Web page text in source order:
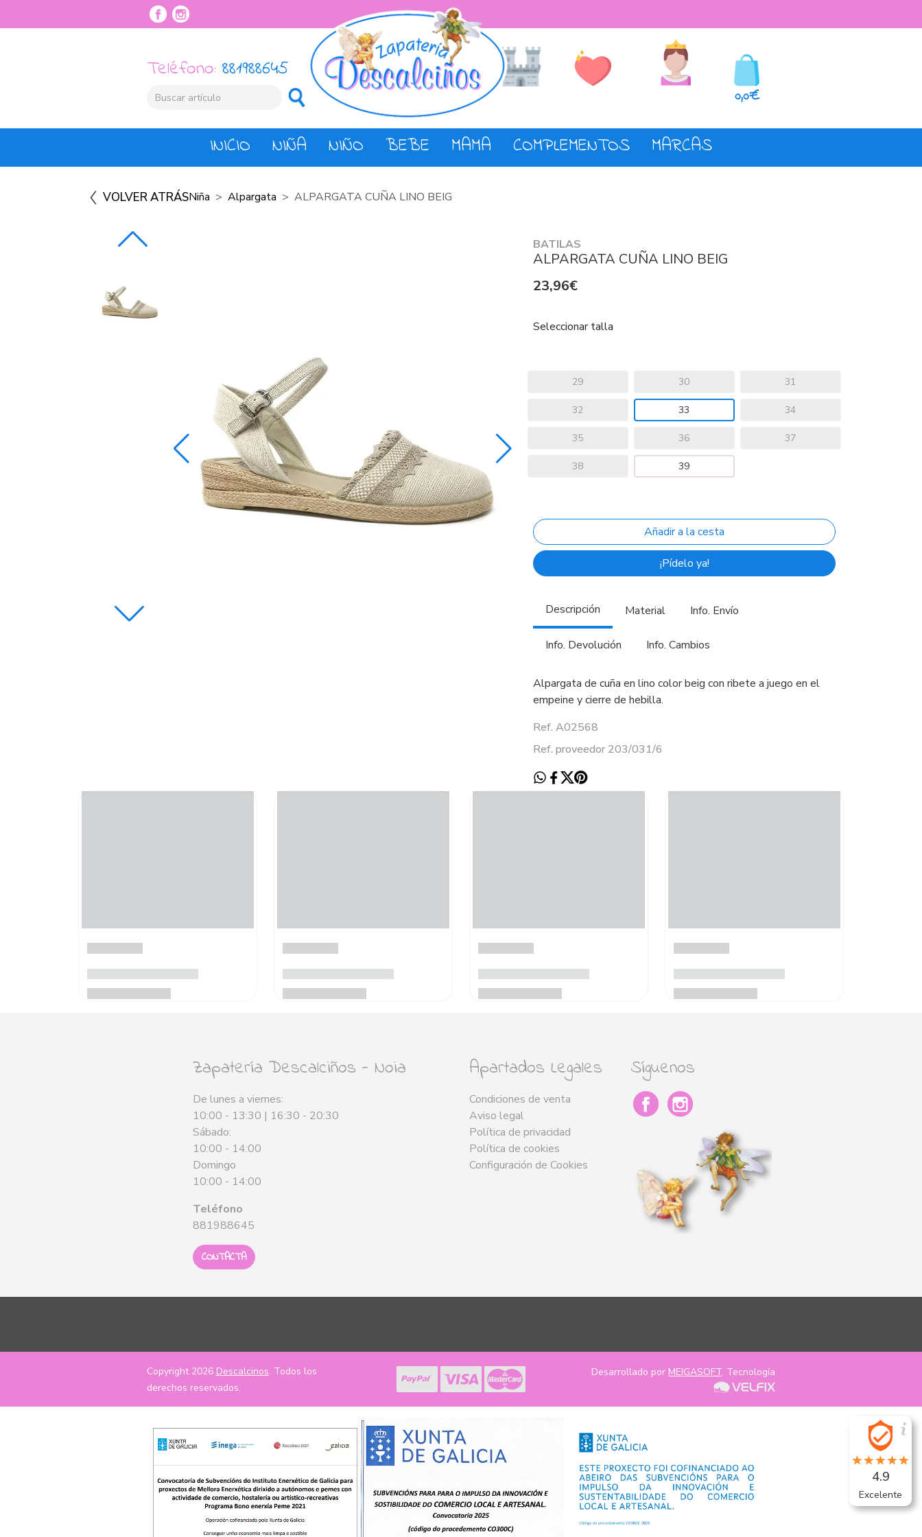
Teléfono: 881988645
0,0€
INICIO NIÑA NIÑO BEBE MAMA COMPLEMENTOS MARCAS
VOLVER ATRÁSNiña Alpargata ALPARGATA CUÑA LINO BEIG
BATILAS
ALPARGATA CUÑA LINO BEIG
23,96€
Seleccionar talla
29 30 31
32 33 34
35 36 37
38 39
¡Pídelo ya!
Descripción Material Info. Envío
Info. Devolución Info. Cambios
Alpargata de cuña en lino color beig con ribete a juego en el
empeine y cierre de hebilla.
Ref. A02568
Ref. proveedor 203/031/6
Zapatería Descalciños - Noia
De lunes a viernes:
10:00 - 13:30 | 16:30 - 20:30
Sábado:
10:00 - 14:00
Domingo
10:00 - 14:00
Teléfono
881988645
CONTACTA
Apartados Legales
Condiciones de venta
Aviso legal
Política de privacidad
Política de cookies
Configuración de Cookies
Síguenos
Copyright 2026 Descalcinos. Todos los
derechos reservados.
Desarrollado por MEIGASOFT. Tecnología
4.9
Excelente